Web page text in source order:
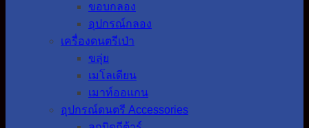
ขอบกลอง
อุปกรณ์กลอง
เครื่องดนตรีเป่า
ขลุ่ย
เมโลเดียน
เมาท์ออแกน
อุปกรณ์ดนตรี Accessories